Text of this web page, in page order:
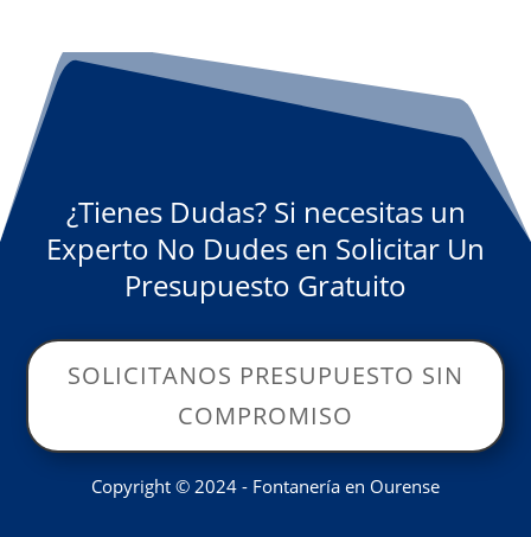
¿Tienes Dudas? Si necesitas un
Experto No Dudes en Solicitar Un
Presupuesto Gratuito
SOLICITANOS PRESUPUESTO SIN
COMPROMISO
Copyright © 2024 - Fontanería en Ourense